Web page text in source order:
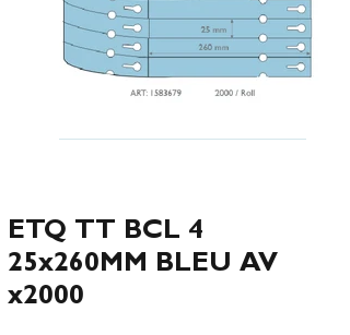
ETQ TT BCL 4
25x260MM BLEU AV
x2000